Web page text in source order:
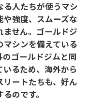
人たちが使うマシ
や強度、スムーズな
せん。ゴールドジ
シンを備えている
ゴールドジムと同
るため、海外から
ートたちも、好ん
のです。